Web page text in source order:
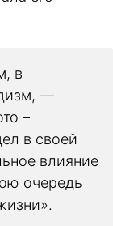
в
—
–
в своей
влияние
очередь